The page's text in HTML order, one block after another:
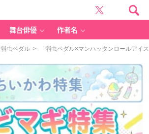
舞台俳優 作者名
弱虫ペダル > 「弱虫ペダル×マンハッタンロールアイ